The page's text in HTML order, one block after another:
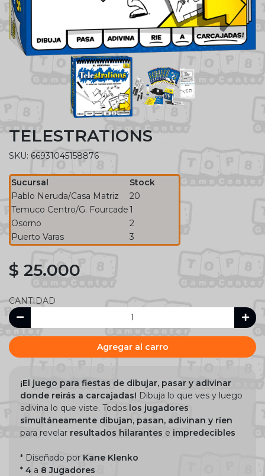
TELESTRATIONS
SKU: 66931045158876
Sucursal
Stock
Pablo Neruda/Casa Matriz
20
Temuco Centro/G. Fourcade1
Osorno
2
Puerto Varas
3
$ 25.000
CANTIDAD
Agregar al carro
¡El juego para fiestas de dibujar, pasar y adivinar
donde reirás a carcajadas! Dibuja lo que ves y luego
adivina lo que viste. Todos los jugadores
simultáneamente dibujan, pasan, adivinan y ríen
para revelar resultados hilarantes e impredecibles
* Diseñado por Kane Klenko
* 4 a 8 Jugadores